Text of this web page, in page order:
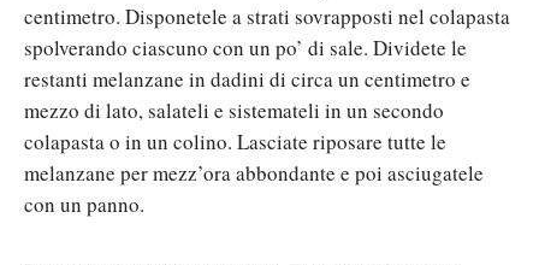
centimetro. Disponetele a strati sovrapposti nel colapasta
spolverando ciascuno con un po’ di sale. Dividete le
restanti melanzane in dadini di circa un centimetro e
mezzo di lato, salateli e sistemateli in un secondo
colapasta o in un colino. Lasciate riposare tutte le
melanzane per mezz’ora abbondante e poi asciugatele
con un panno.